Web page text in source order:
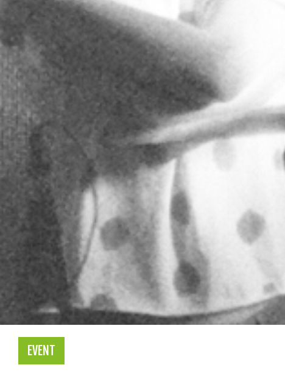
EVENT